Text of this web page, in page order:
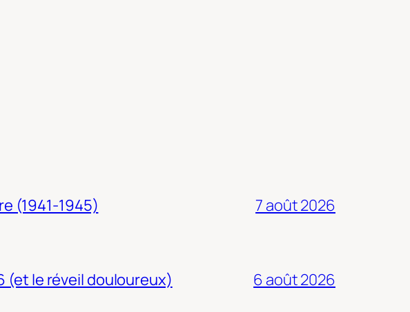
(1941-1945) 7 août 2026
(et le réveil douloureux) 6 août 2026